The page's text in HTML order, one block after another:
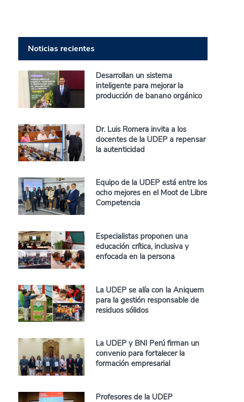
Noticias recientes
Desarrollan un sistema
inteligente para mejorar la
producción de banano orgánico
Dr. Luis Romera invita a los
docentes de la UDEP a repensar
la autenticidad
Equipo de la UDEP está entre los
ocho mejores en el Moot de Libre
Competencia
Especialistas proponen una
educación crítica, inclusiva y
enfocada en la persona
La UDEP se alía con la Aniquem
para la gestión responsable de
residuos sólidos
La UDEP y BNI Perú firman un
convenio para fortalecer la
formación empresarial
Profesores de la UDEP